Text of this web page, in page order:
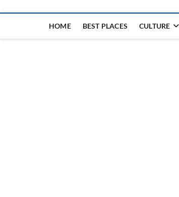
HOME BEST PLACES CULTURE